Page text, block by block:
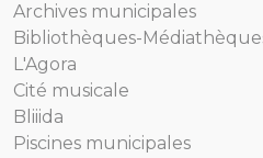
Archives municipales
Bibliothèques-
L'Agora
Cité musicale
Bliiida
Piscines municipales